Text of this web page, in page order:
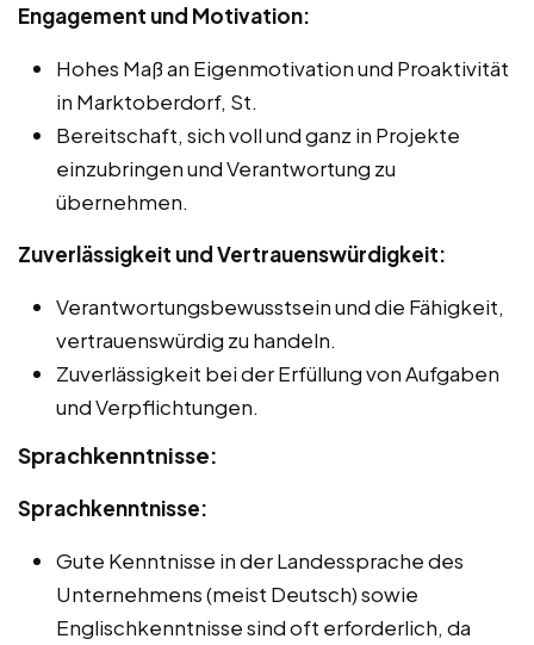
Engagement und Motivation:
Hohes Maß an Eigenmotivation und Proaktivität
in Marktoberdorf, St.
Bereitschaft, sich voll und ganz in Projekte
einzubringen und Verantwortung zu
übernehmen.
Zuverlässigkeit und Vertrauenswürdigkeit:
Verantwortungsbewusstsein und die Fähigkeit,
vertrauenswürdig zu handeln.
Zuverlässigkeit bei der Erfüllung von Aufgaben
und Verpflichtungen.
Sprachkenntnisse:
Sprachkenntnisse:
Gute Kenntnisse in der Landessprache des
Unternehmens (meist Deutsch) sowie
Englischkenntnisse sind oft erforderlich, da